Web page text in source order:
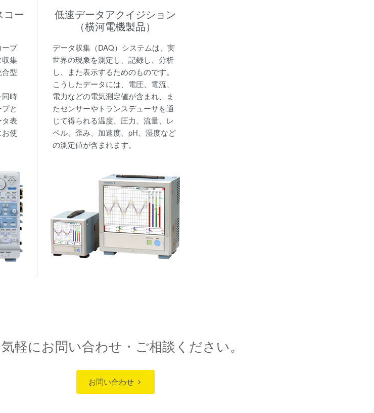
コー
ープ
収集
型
同時
と
表
使
低速データアクイジション
（横河電機製品）
データ収集（DAQ）システムは、実
世界の現象を測定し、記録し、分析
し、また表示するためのものです。
こうしたデータには、電圧、電流、
電力などの電気測定値が含まれ、ま
たセンサーやトランスデューサを通
じて得られる温度、圧力、流量、レ
ベル、歪み、加速度、pH、湿度など
の測定値が含まれます。
軽にお問い合わせ・ご相談ください。
お問い合わせ